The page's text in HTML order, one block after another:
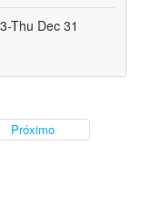
Thu Dec 31
Próximo